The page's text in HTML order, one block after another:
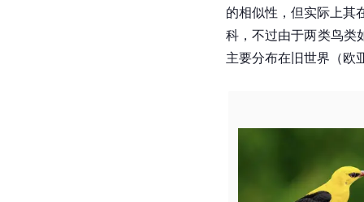
的相似性，但实际上其
科，不过由于两类鸟类
主要分布在旧世界（欧